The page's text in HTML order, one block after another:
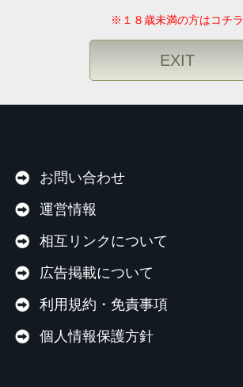
※１８歳未満の方はコチラ
EXIT
お問い合わせ
運営情報
相互リンクについて
広告掲載について
利用規約・免責事項
個人情報保護方針